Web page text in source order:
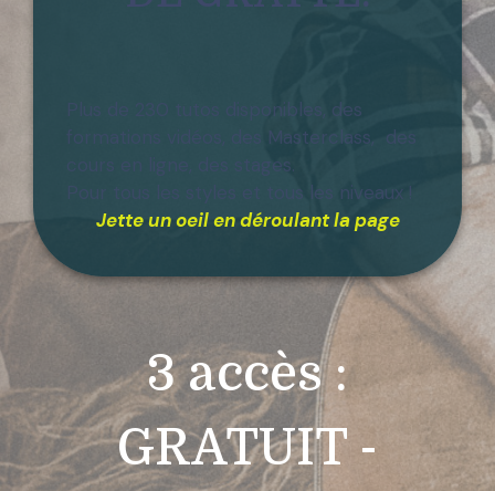
Plus de 230 tutos disponibles, des
formations vidéos, des Masterclass, des
cours en ligne, des stages.
Pour tous les styles et tous les niveaux !
Jette un oeil en déroulant la page
3 accès :
GRATUIT -